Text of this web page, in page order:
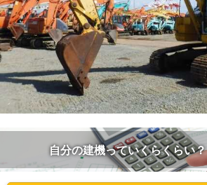
自分の建機っていくらくらい？